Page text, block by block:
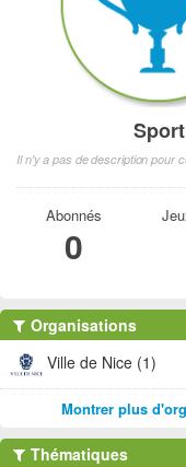
Sport
Il n'y a pas de description pour
Abonnés
0
Organisations
Ville de Nice (1)
Montrer plus
Thématiques